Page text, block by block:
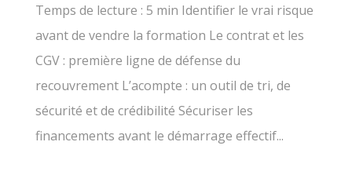
Temps de lecture : 5 min Identifier le vrai risque
avant de vendre la formation Le contrat et les
CGV : première ligne de défense du
recouvrement L’acompte : un outil de tri, de
sécurité et de crédibilité Sécuriser les
financements avant le démarrage effectif...